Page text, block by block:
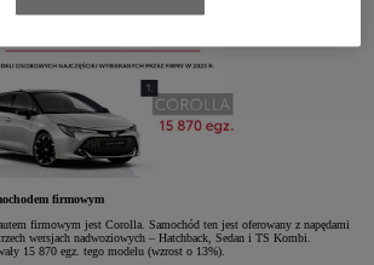
firmowym
firmowym jest Corolla. Samochód ten jest oferowany z napędami
wersjach nadwoziowych – Hatchback, Sedan i TS Kombi.
15 870 egz. tego modelu (wzrost o 13%).